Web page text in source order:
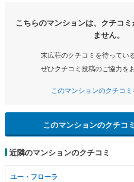
こちらのマンションは、クチコ
ません。
末広荘のクチコミを待ってい
ぜひクチコミ投稿のご協力を
このマンションのクチコ
このマンションのクチコ
近隣のマンションのクチコミ
ユー・フローラ